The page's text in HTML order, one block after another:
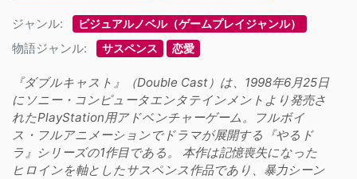
ジャンル: ビジュアルノベル（ゲームプレイジャンル）
物語ジャンル: サスペンス 恋愛
『ダブルキャスト』（Double Cast）は、1998年6月25日
にソニー・コンピュータエンタテインメントより発売さ
れたPlayStation用アドベンチャーゲーム。フルボイ
ス・フルアニメーションでドラマが展開する『やるド
ラ』シリーズの1作目である。 本作は記憶喪失になった
ヒロインを軸としたサスペンス作品であり、暴力シーン